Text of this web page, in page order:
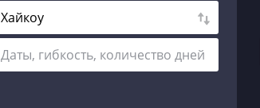
Даты, гибкость, количество дней